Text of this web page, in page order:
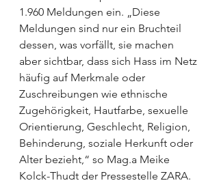
1.960 Meldungen ein. „Diese
Meldungen sind nur ein Bruchteil
dessen, was vorfällt, sie machen
aber sichtbar, dass sich Hass im Netz
häufig auf Merkmale oder
Zuschreibungen wie ethnische
Zugehörigkeit, Hautfarbe, sexuelle
Orientierung, Geschlecht, Religion,
Behinderung, soziale Herkunft oder
Alter bezieht,“ so Mag.a Meike
Kolck-Thudt der Pressestelle ZARA.